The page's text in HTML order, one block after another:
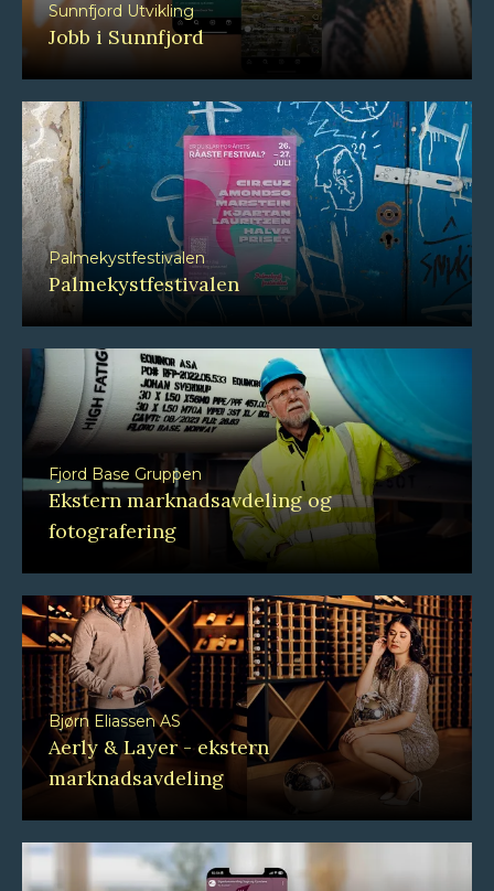
Sunnfjord Utvikling
Jobb i Sunnfjord
Palmekystfestivalen
Palmekystfestivalen
Fjord Base Gruppen
Ekstern marknadsavdeling og
fotografering
Bjørn Eliassen AS
Aerly & Layer - ekstern
marknadsavdeling